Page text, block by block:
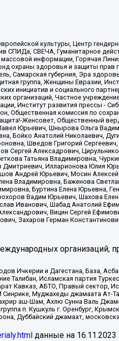
культуры, Центр
СВЕЧА, Гуманитарное
информации, Горячая
охраны здоровья и защиты
Самарская губерния, Эра
группа, Женщины Евразии,
инициатив и социального
Частное
Институт развития прессы -
Общественная комиссия по
Женсовет, Общественный
Юрьевич, Шнырова Ольга
Бойко Анатолий Николаевич,
Шведов Григорий
Сергей Алексадрович,
Татьяна Владимировна,
Илларионова Юлия
Андрей Юрьевич, Мосин
Владимировна, Баженова
Буртина Елена Юрьевна,
Вадим Юрьевич, Шахова
Иванович, Шабад Анатолий
Вицин Сергей
Захаров Герман
организаций,
Ичкерии и Дагестана, База,
Талибан, Исламская партия
Кавказ, АБТО, Правый сектор,
Муджахеды джамаата Ат-
аш-Шам, Ахлю Сунна Валь
п. Кушкуль г. Оренбург,
Дуббайский джамаат,
данные на 16.11.2023